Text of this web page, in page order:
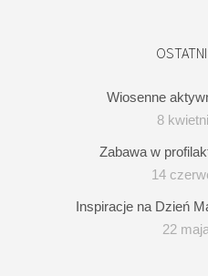
Wiosenne
8
Zabawa w
14
Inspiracje na Dzień
22